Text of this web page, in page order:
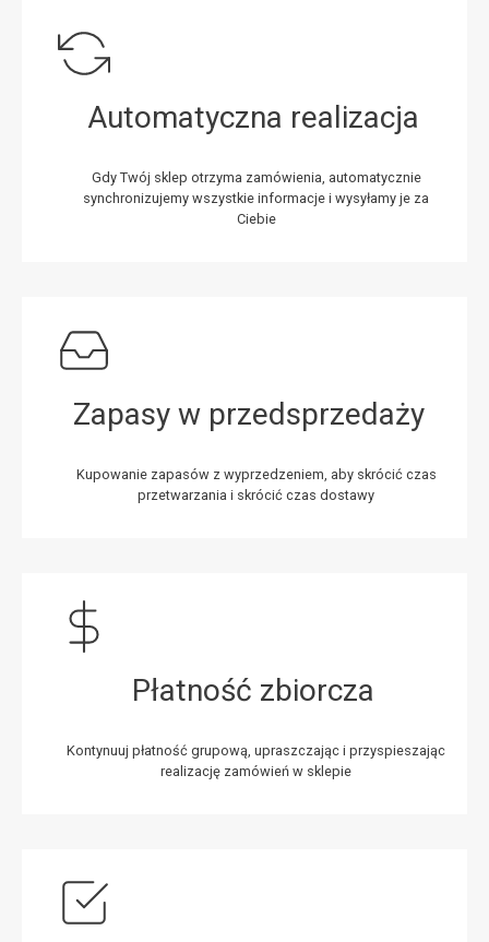
Automatyczna realizacja
Gdy Twój sklep otrzyma zamówienia, automatycznie
synchronizujemy wszystkie informacje i wysyłamy je za
Ciebie
Zapasy w przedsprzedaży
Kupowanie zapasów z wyprzedzeniem, aby skrócić czas
przetwarzania i skrócić czas dostawy
Płatność zbiorcza
Kontynuuj płatność grupową, upraszczając i przyspieszając
realizację zamówień w sklepie